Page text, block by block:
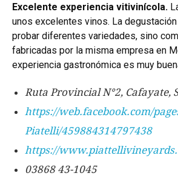
Excelente experiencia vitivinícola.
unos excelentes vinos. La
probar diferentes variedades, sino
fabricadas por la misma empresa en
experiencia gastronómica es muy
Ruta Provincial N°2, Cafayate,
https://web.facebook.com/
Piatelli/459884314797438
https://
03868 43-1045